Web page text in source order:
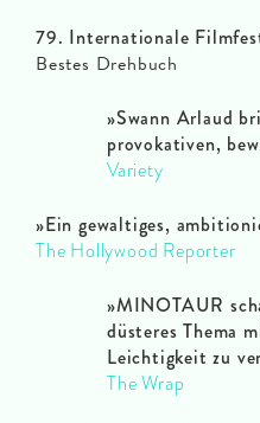
79. Internationale
Bestes Drehbuch
»Swann Arlaud
provokativen,
Variety
»Ein gewaltiges,
The Hollywood Reporter
»MINOTAUR
düsteres Thema
Leichtigkeit zu
The Wrap